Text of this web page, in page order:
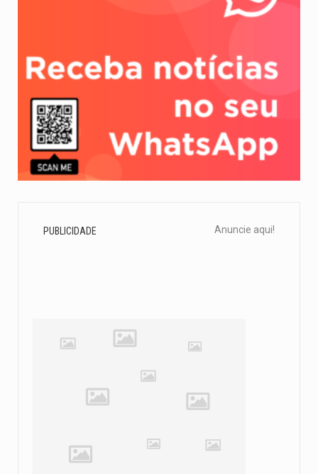
PUBLICIDADE Anuncie aqui!